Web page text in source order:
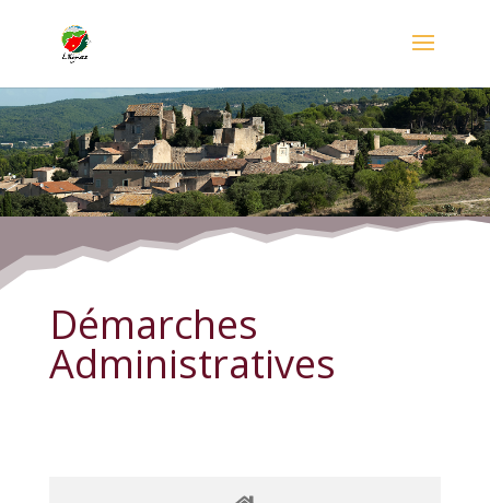
Démarches Administratives
Démarches
Administratives